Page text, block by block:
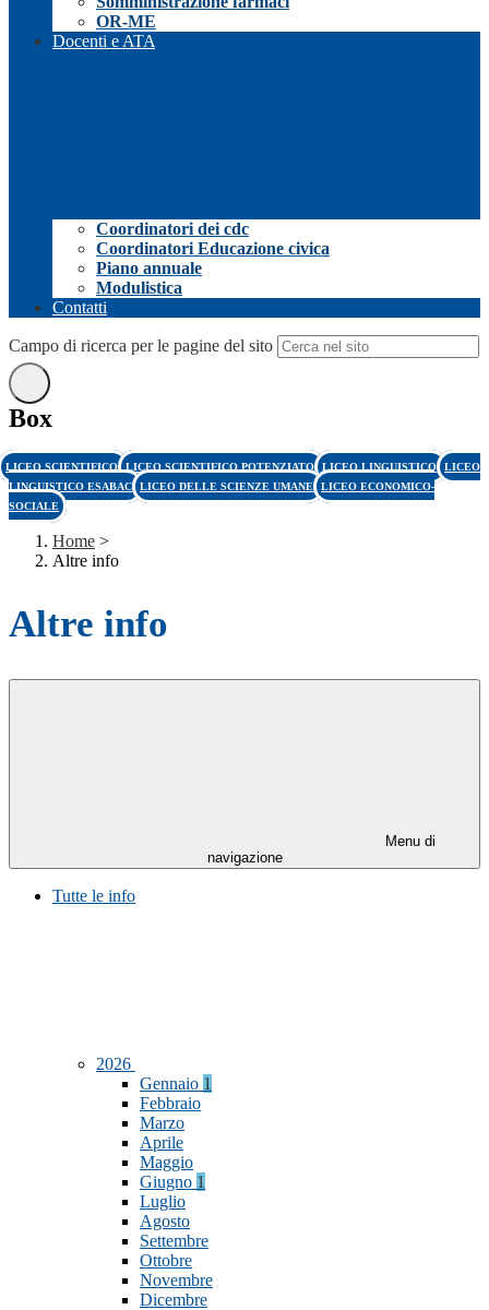
OR-ME
Docenti e ATA
Coordinatori dei cdc
Coordinatori Educazione civica
Piano annuale
Modulistica
Contatti
Campo di ricerca per le pagine del sito
Box
LICEO SCIENTIFICO LICEO SCIENTIFICO POTENZIATO LICEO LINGUISTICO LICEO
LINGUISTICO ESABAC LICEO DELLE SCIENZE UMANE LICEO ECONOMICO-
SOCIALE
Home >
Altre info
Altre info
Menu di
navigazione
Tutte le info
2026
Gennaio 1
Febbraio
Marzo
Aprile
Maggio
Giugno 1
Luglio
Agosto
Settembre
Ottobre
Novembre
Dicembre